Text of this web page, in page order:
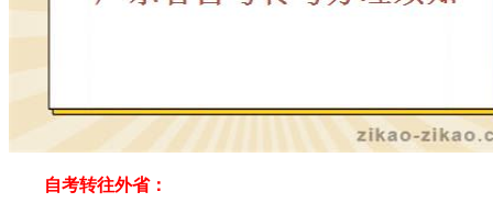
自考转往外省：